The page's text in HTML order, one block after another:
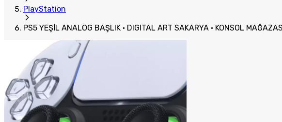
PlayStation
PS5 YEŞİL ANALOG BAŞLIK · DIGITAL ART SAKARYA · KONSOL